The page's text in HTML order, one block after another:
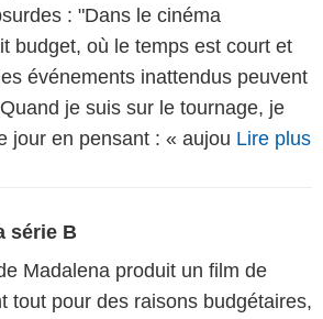
: "Dans le cinéma
budget, où le temps est court et
événements inattendus peuvent
je suis sur le tournage, je
jour en pensant : « aujou Lire plus
série B
Madalena produit un film de
tout pour des raisons budgétaires,